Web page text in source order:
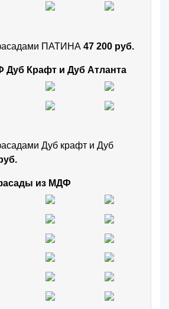
ПАТИНА 47 200 руб.
Крафт и Дуб Атланта
Дуб крафт и Дуб
из МДФ